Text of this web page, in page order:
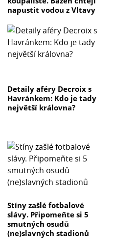
napustit vodou z Vltavy
Detaily aféry Decroix s
Havránkem: Kdo je tady
největší královna?
Stíny zašlé fotbalové
slávy. Připomeňte si 5
smutných osudů
(ne)slavných stadionů